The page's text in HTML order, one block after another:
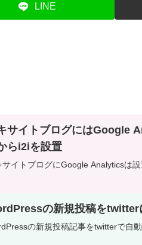
LINE
サイトブログにはGoogle
らi2iを設置
サイトブログにGoogle Analyticsは
の新規投稿をtwitter
の新規投稿記事をtwitterで自